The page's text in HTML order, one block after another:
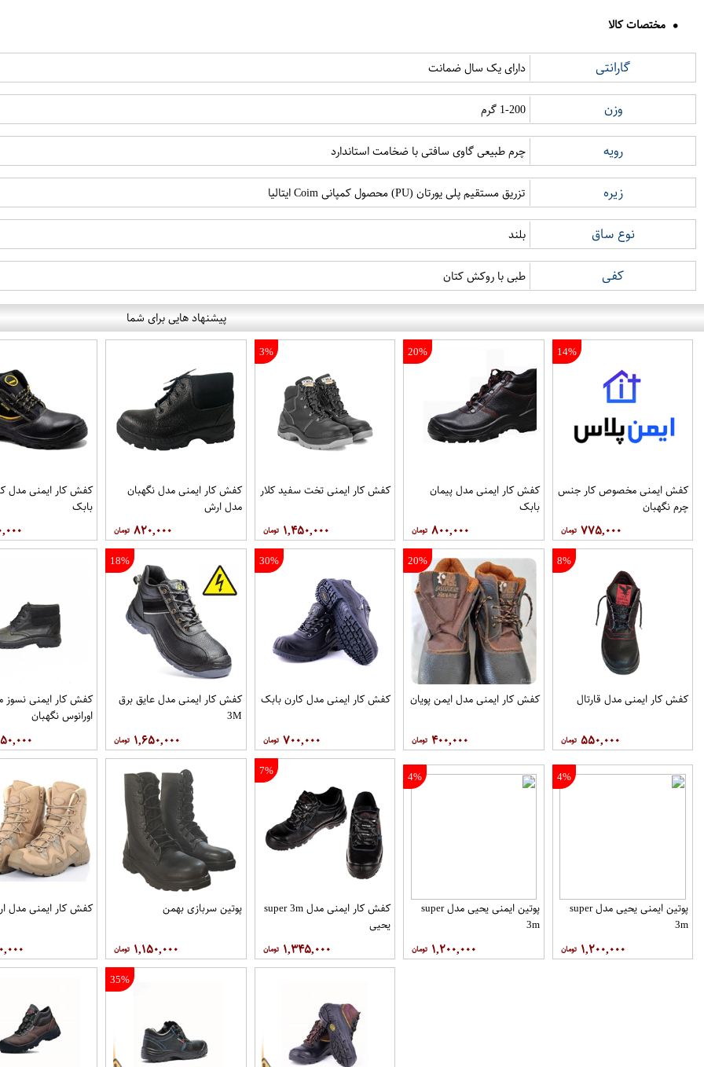
مختصات کالا
گارانتی دارای یک سال ضمانت
وزن 1-200 گرم
رویه چرم طبیعی گاوی سافتی با ضخامت استاندارد
زیره تزریق مستقیم پلی یورتان (PU) محصول کمپانی Coim ایتالیا
نوع ساق بلند
کفی طبی با روکش کتان
پیشنهاد هایی برای شما
14%
کفش ایمنی مخصوص کار جنس
چرم نگهبان
۷۷۵,۰۰۰
20%
کفش کار ایمنی مدل پیمان
بابک
۸۰۰,۰۰۰
3%
کفش کار ايمنی تخت سفيد کلار
۱,۴۵۰,۰۰۰
کفش کار ايمنی مدل نگهبان
مدل ارش
۸۲۰,۰۰۰
کفش کار ايمنی مدل
بابک
8%
کفش کار ايمنی مدل قارتال
۵۵۰,۰۰۰
20%
کفش کار ايمنی مدل ايمن پويان
۴۰۰,۰۰۰
30%
کفش کار ايمنی مدل کارن بابک
۷۰۰,۰۰۰
18%
کفش کار ایمنی مدل عایق برق
3M
۱,۶۵۰,۰۰۰
کفش کار ايمنی نسوز
اورانوس نگهبان
4%
پوتین ایمنی یحیی مدل super
3m
۱,۲۰۰,۰۰۰
4%
پوتین ایمنی یحیی مدل super
3m
۱,۲۰۰,۰۰۰
7%
کفش کار ایمنی مدل super 3m
یحیی
۱,۳۴۵,۰۰۰
پوتین سربازی بهمن
۱,۱۵۰,۰۰۰
کفش کار ایمنی مدل
35%